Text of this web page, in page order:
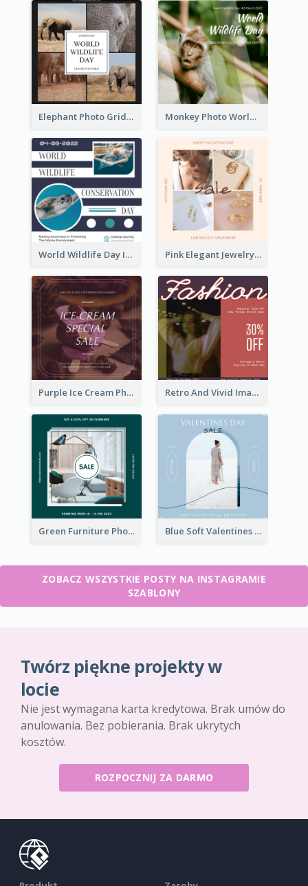
Elephant Photo Grid World Wildlife Day Instagram Post Monkey Photo World Wildlife Day Instagram Post
World Wildlife Day Instagram Post Pink Elegant Jewelry Sale Valentines Day Instagram Post
Purple Ice Cream Photo Dessert Sale Instagram Post Retro And Vivid Image Instagram Post Design Idea
Green Furniture Photo Furniture Sale Instagram Post Blue Soft Valentines Day Limited Sale Instagram Post
ZOBACZ WSZYSTKIE POSTY NA INSTAGRAMIE
SZABLONY
Twórz piękne projekty w
locie
Nie jest wymagana karta kredytowa. Brak umów do
anulowania. Bez pobierania. Brak ukrytych
kosztów.
ROZPOCZNIJ ZA DARMO